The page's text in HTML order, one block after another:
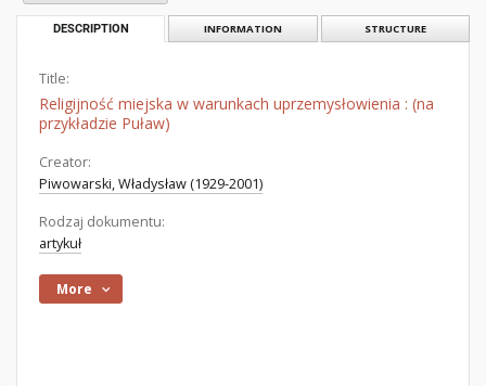
DESCRIPTION INFORMATION STRUCTURE
Title:
Religijność miejska w warunkach uprzemysłowienia : (na
przykładzie Puław)
Creator:
Piwowarski, Władysław (1929-2001)
Rodzaj dokumentu:
artykuł
More